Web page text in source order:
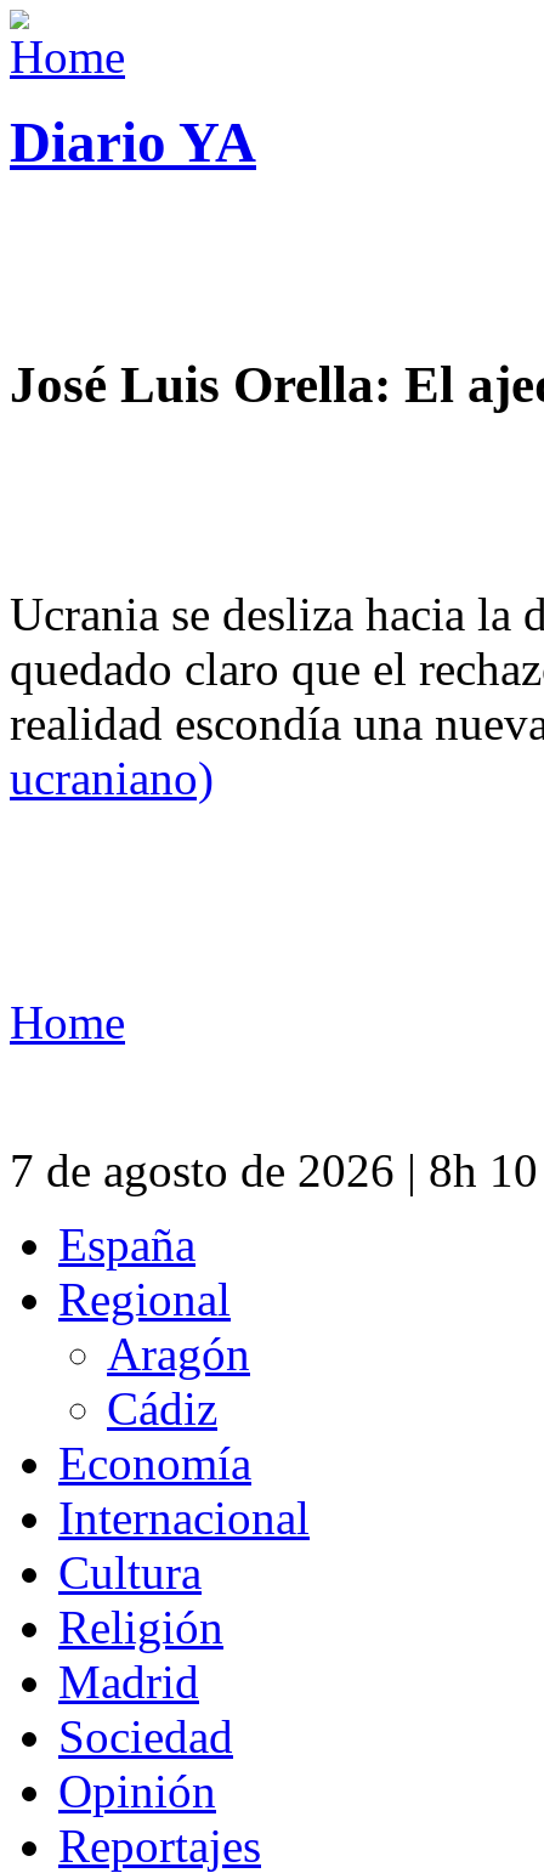
Diario YA
José Luis Orella: El
Ucrania se desliza hacia
quedado claro que el
realidad escondía una
ucraniano)
Home
7 de agosto de 2026 | 8h
España
Regional
Aragón
Cádiz
Economía
Internacional
Cultura
Religión
Madrid
Sociedad
Opinión
Reportajes